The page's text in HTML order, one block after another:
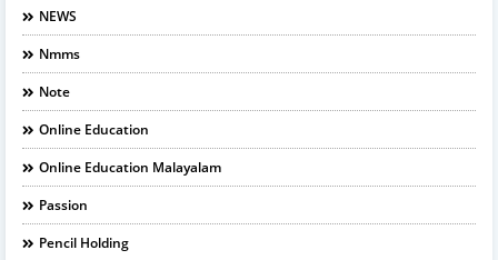
NEWS
Nmms
Note
Online Education
Online Education Malayalam
Passion
Pencil Holding